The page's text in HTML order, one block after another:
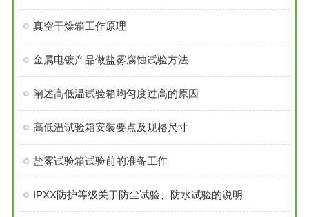
真空干燥箱工作原理
金属电镀产品做盐雾腐蚀试验方法
阐述高低温试验箱均匀度过高的原因
高低温试验箱安装要点及规格尺寸
盐雾试验箱试验前的准备工作
IPXX防护等级关于防尘试验、防水试验的说明